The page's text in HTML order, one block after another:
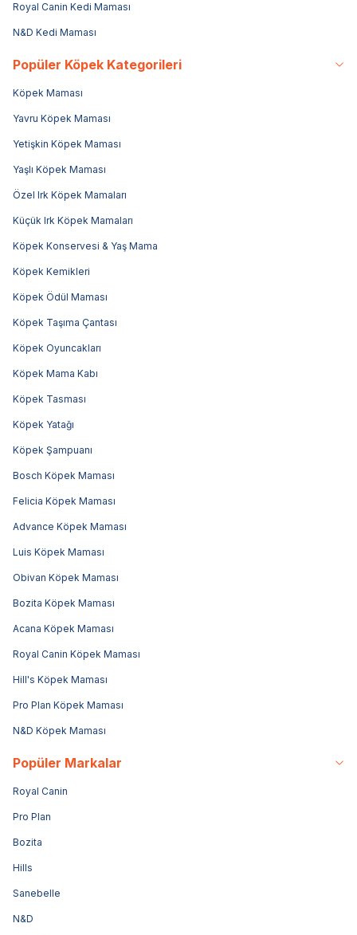
Royal Canin Kedi Maması
N&D Kedi Maması
Popüler Köpek Kategorileri
Köpek Maması
Yavru Köpek Maması
Yetişkin Köpek Maması
Yaşlı Köpek Maması
Özel Irk Köpek Mamaları
Küçük Irk Köpek Mamaları
Köpek Konservesi & Yaş Mama
Köpek Kemikleri
Köpek Ödül Maması
Köpek Taşıma Çantası
Köpek Oyuncakları
Köpek Mama Kabı
Köpek Tasması
Köpek Yatağı
Köpek Şampuanı
Bosch Köpek Maması
Felicia Köpek Maması
Advance Köpek Maması
Luis Köpek Maması
Obivan Köpek Maması
Bozita Köpek Maması
Acana Köpek Maması
Royal Canin Köpek Maması
Hill's Köpek Maması
Pro Plan Köpek Maması
N&D Köpek Maması
Popüler Markalar
Royal Canin
Pro Plan
Bozita
Hills
Sanebelle
N&D